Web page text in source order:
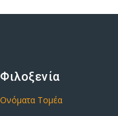
Φιλοξενία
Ονόματα Τομέα